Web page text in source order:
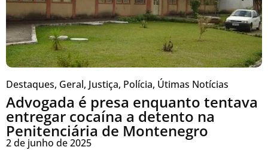
Destaques, Geral, Justiça, Polícia, Útimas Notícias
Advogada é presa enquanto tentava
entregar cocaína a detento na
Penitenciária de Montenegro
2 de junho de 2025